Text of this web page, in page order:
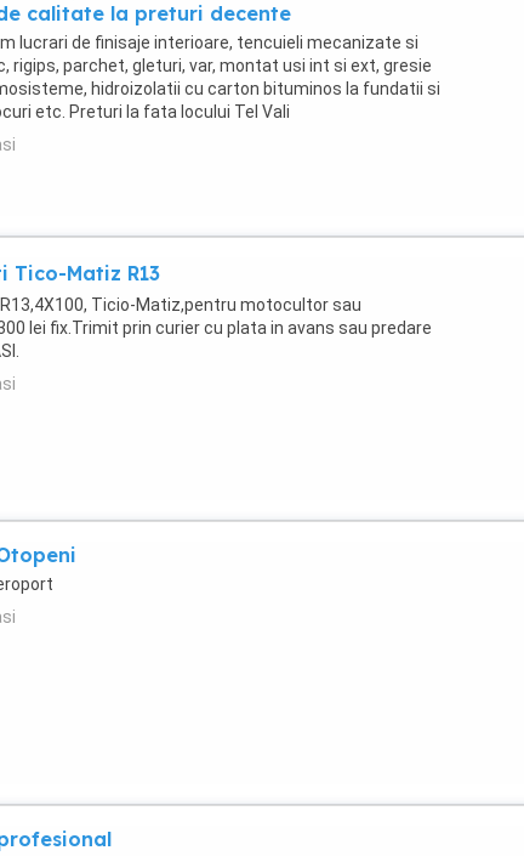
calitate la preturi decente
lucrari de finisaje interioare, tencuieli mecanizate si
rigips, parchet, gleturi, var, montat usi int si ext, gresie
hidroizolatii cu carton bituminos la fundatii si
etc. Preturi la fata locului Tel Vali
Tico-Matiz R13
Ticio-Matiz,pentru motocultor sau
lei fix.Trimit prin curier cu plata in avans sau predare